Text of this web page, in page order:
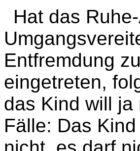
Hat das
Entfremdung
eingetreten,
das Kind will
Fälle: Das